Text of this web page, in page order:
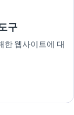
구
한 웹사이트에 대